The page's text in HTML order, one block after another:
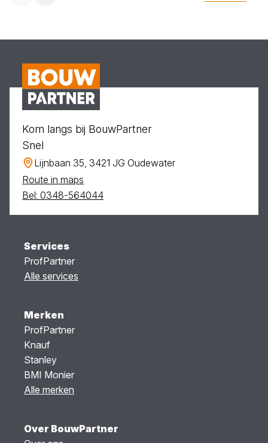
Kom langs bij BouwPartner
Snel
Lijnbaan 35, 3421 JG Oudewater
Route in maps
Bel: 0348-564044
Services
ProfPartner
Alle services
Merken
ProfPartner
Knauf
Stanley
BMI Monier
Alle merken
Over BouwPartner